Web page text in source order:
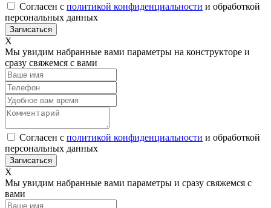
Согласен с политикой конфиденциальности и обработкой
персональных данных
Х
Мы увидим набранные вами параметры на конструкторе и
сразу свяжемся с вами
Согласен с политикой конфиденциальности и обработкой
персональных данных
Х
Мы увидим набранные вами параметры и сразу свяжемся с
вами